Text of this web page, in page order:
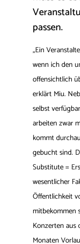
passen.
„Ein
wenn ich den
offensichtlich
erklärt Miu.
selbst
arbeiten zwar
kommt
gebucht sind.
Substitute =
wesentlicher
Öffentlichkeit
mitbekommen
Konzerten aus
Monaten